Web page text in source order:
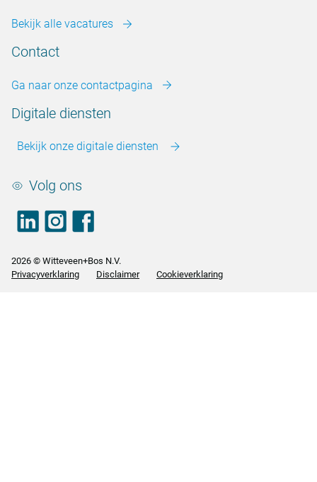
Bekijk alle vacatures
Contact
Ga naar onze contactpagina
Digitale diensten
Bekijk onze digitale diensten
Volg ons
LinkedInfooter.instagram
2026 © Witteveen+Bos N.V.
Privacyverklaring
Disclaimer Cookieverklaring